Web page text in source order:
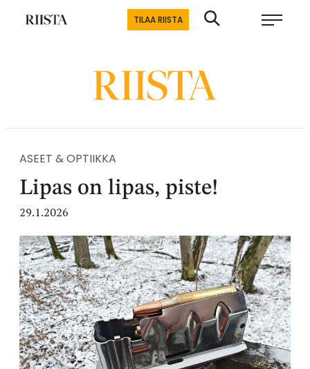
Siirry
Riistalehti.fi
TILAA RIISTA
ASEET & OPTIIKKA
Lipas on lipas, piste!
29.1.2026